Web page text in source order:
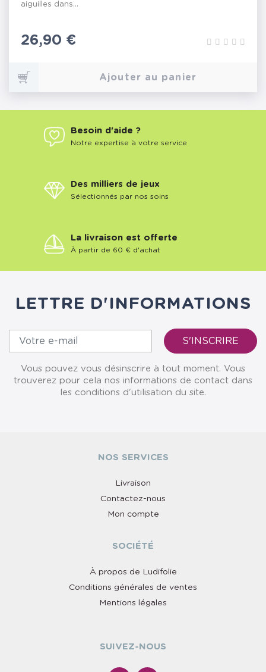
aiguilles dans...
Prix
26,90 €
Ajouter au panier
Besoin d'aide ?
Notre expertise à votre service
Des milliers de jeux
Sélectionnés par nos soins
La livraison est offerte
À partir de 60 € d'achat
LETTRE D'INFORMATIONS
Vous pouvez vous désinscrire à tout moment. Vous
trouverez pour cela nos informations de contact dans
les conditions d'utilisation du site.
NOS SERVICES
Livraison
Contactez-nous
Mon compte
SOCIÉTÉ
À propos de Ludifolie
Conditions générales de ventes
Mentions légales
SUIVEZ-NOUS